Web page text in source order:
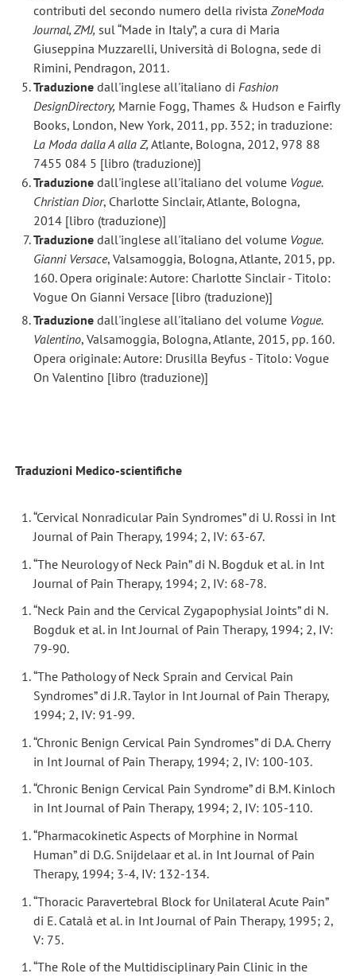
contributi del secondo numero della rivistaZoneModa
Journal, ZMJ, sul “Made in Italy”, a cura di Maria
Giuseppina Muzzarelli, Università di Bologna, sede di
Rimini, Pendragon, 2011.
Traduzionedall'inglese all'italiano di Fashion
DesignDirectory, Marnie Fogg, Thames & Hudson e Fairfly
Books, London, New York, 2011, pp. 352; in traduzione:
La Moda dalla A alla Z, Atlante, Bologna, 2012, 978 88
7455 084 5 [libro (traduzione)]
Traduzione dall'inglese all'italiano del volume Vogue.
Christian Dior, Charlotte Sinclair, Atlante, Bologna,
2014 [libro (traduzione)]
Traduzione dall'inglese all'italiano del volume Vogue.
Gianni Versace, Valsamoggia, Bologna, Atlante, 2015, pp.
160. Opera originale: Autore: Charlotte Sinclair - Titolo:
Vogue On Gianni Versace [libro (traduzione)]
Traduzione dall'inglese all'italiano del volume Vogue.
Valentino, Valsamoggia, Bologna, Atlante, 2015, pp. 160.
Opera originale: Autore: Drusilla Beyfus - Titolo: Vogue
On Valentino [libro (traduzione)]
Traduzioni Medico-scientifiche
“Cervical Nonradicular Pain Syndromes” di U. Rossi in Int
Journal of Pain Therapy, 1994; 2, IV: 63-67.
“The Neurology of Neck Pain” di N. Bogduk et al. in Int
Journal of Pain Therapy, 1994; 2, IV: 68-78.
“Neck Pain and the Cervical Zygapophysial Joints” di N.
Bogduk et al. in Int Journal of Pain Therapy, 1994; 2, IV:
79-90.
“The Pathology of Neck Sprain and Cervical Pain
Syndromes” di J.R. Taylor in Int Journal of Pain Therapy,
1994; 2, IV: 91-99.
“Chronic Benign Cervical Pain Syndromes” di D.A. Cherry
in Int Journal of Pain Therapy, 1994; 2, IV: 100-103.
“Chronic Benign Cervical Pain Syndrome” di B.M. Kinloch
in Int Journal of Pain Therapy, 1994; 2, IV: 105-110.
“Pharmacokinetic Aspects of Morphine in Normal
Human” di D.G. Snijdelaar et al. in Int Journal of Pain
Therapy, 1994; 3-4, IV: 132-134.
“Thoracic Paravertebral Block for Unilateral Acute Pain”
di E. Català et al. in Int Journal of Pain Therapy, 1995; 2,
V: 75.
“The Role of the Multidisciplinary Pain Clinic in the